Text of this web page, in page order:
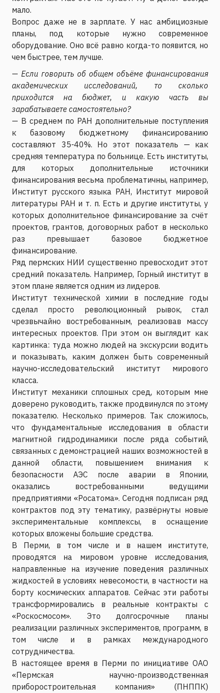
мало.
Вопрос даже не в зарплате. У нас амбициозные
планы, под которые нужно современное
оборудование. Оно всё равно когда-то появится, но
чем быстрее, тем лучше.
— Если говорить об общем объёме финансирования
академических исследований, то сколько
приходится на бюджет, и какую часть вы
зарабатываете самостоятельно?
— В среднем по РАН дополнительные поступления
к базовому бюджетному финансированию
составляют 35-40%. Но этот показатель — как
средняя температура по больнице. Есть институты,
для которых дополнительные источники
финансирования весьма проблематичны, например,
Институт русского языка РАН, Институт мировой
литературы РАН и т. п. Есть и другие институты, у
которых дополнительное финансирование за счёт
проектов, грантов, договорных работ в несколько
раз превышает базовое бюджетное
финансирование.
Ряд пермских НИИ существенно превосходит этот
средний показатель. Например, Горный институт в
этом плане является одним из лидеров.
Институт технической химии в последние годы
сделал просто революционный рывок, стал
чрезвычайно востребованным, реализовав массу
интересных проектов. При этом он выглядит как
картинка: туда можно людей на экскурсии водить
и показывать, каким должен быть современный
научно-исследовательский институт мирового
класса.
Институт механики сплошных сред, которым мне
доверено руководить, также продвинулся по этому
показателю. Несколько примеров. Так сложилось,
что фундаментальные исследования в области
магнитной гидродинамики после ряда событий,
связанных с демонстрацией наших возможностей в
данной области, повышением внимания к
безопасности АЭС после аварии в Японии,
оказались востребованными ведущими
предприятиями «Росатома». Сегодня подписан ряд
контрактов под эту тематику, развёрнуты новые
экспериментальные комплексы, в оснащение
которых вложены большие средства.
В Перми, в том числе и в нашем институте,
проводятся на мировом уровне исследования,
направленные на изучение поведения различных
жидкостей в условиях невесомости, в частности на
борту космических аппаратов. Сейчас эти работы
трансформировались в реальные контракты с
«Роскосмосом». Это долгосрочные планы
реализации различных экспериментов, программ, в
том числе и в рамках международного
сотрудничества.
В настоящее время в Перми по инициативе ОАО
«Пермская научно-производственная
приборостроительная компания» (ПНППК)